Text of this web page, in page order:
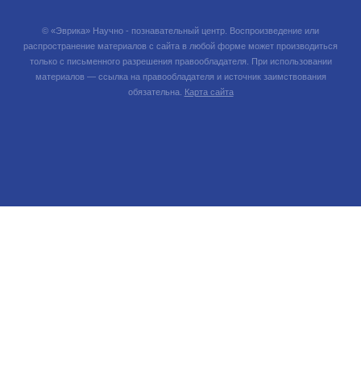
© «Эврика» Научно - познавательный центр. Воспроизведение или
распространение материалов с сайта в любой форме может производиться
только с письменного разрешения правообладателя. При использовании
материалов — ссылка на правообладателя и источник заимствования
обязательна. Карта сайта